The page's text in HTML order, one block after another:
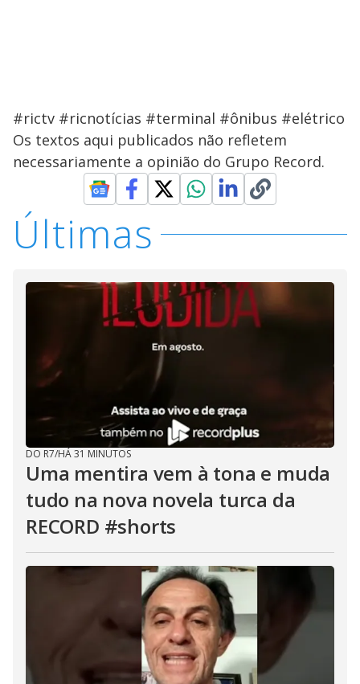
#rictv #ricnotícias #terminal #ônibus #elétrico
Os textos aqui publicados não refletem
necessariamente a opinião do Grupo Record.
Últimas
DO R7/HÁ 31 MINUTOS
Uma mentira vem à tona e muda
tudo na nova novela turca da
RECORD #shorts